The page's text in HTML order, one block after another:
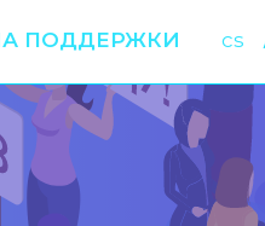
ПОДДЕРЖКИ cs